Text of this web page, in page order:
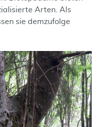
Arten. Als
sie demzufolge